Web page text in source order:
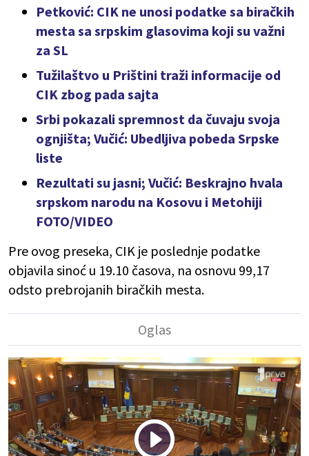
Petković: CIK ne unosi podatke sa biračkih
mesta sa srpskim glasovima koji su važni
za SL
Tužilaštvo u Prištini traži informacije od
CIK zbog pada sajta
Srbi pokazali spremnost da čuvaju svoja
ognjišta; Vučić: Ubedljiva pobeda Srpske
liste
Rezultati su jasni; Vučić: Beskrajno hvala
srpskom narodu na Kosovu i Metohiji
FOTO/VIDEO
Pre ovog preseka, CIK je poslednje podatke
objavila sinoć u 19.10 časova, na osnovu 99,17
odsto prebrojanih biračkih mesta.